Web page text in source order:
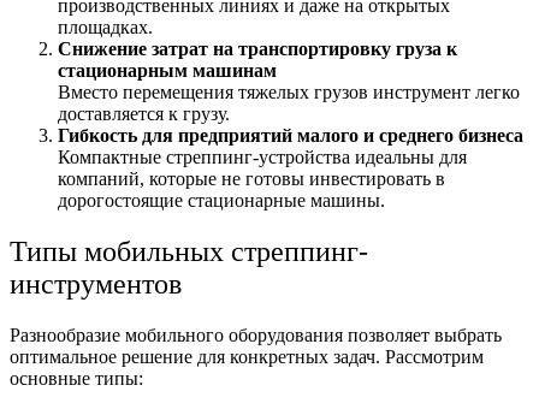
производственных линиях и даже на открытых
площадках.
Снижение затрат на транспортировку груза к
стационарным машинам
Вместо перемещения тяжелых грузов инструмент легко
доставляется к грузу.
Гибкость для предприятий малого и среднего бизнеса
Компактные стреппинг-устройства идеальны для
компаний, которые не готовы инвестировать в
дорогостоящие стационарные машины.
Типы мобильных стреппинг-
инструментов
Разнообразие мобильного оборудования позволяет выбрать
оптимальное решение для конкретных задач. Рассмотрим
основные типы: